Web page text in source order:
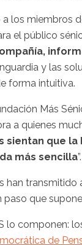
los miembros
el público
y las
forma intuitiva.
Más
a quienes
sientan que
más sencilla”.
han transmitido
paso que
lo componen:
de